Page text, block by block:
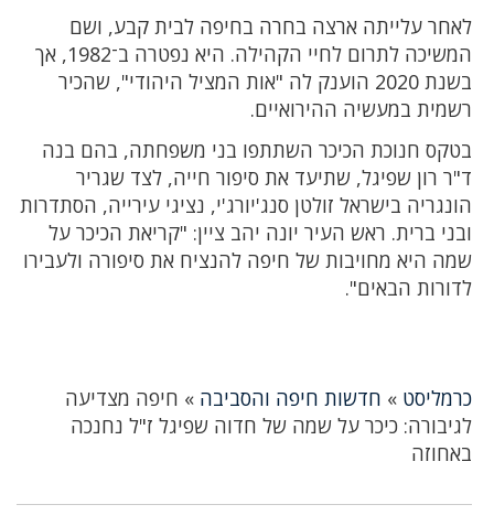
לאחר עלייתה ארצה בחרה בחיפה לבית קבע, ושם
המשיכה לתרום לחיי הקהילה. היא נפטרה ב־1982, אך
בשנת 2020 הוענק לה "אות המציל היהודי", שהכיר
רשמית במעשיה ההירואיים.
בטקס חנוכת הכיכר השתתפו בני משפחתה, בהם בנה
ד"ר רון שפיגל, שתיעד את סיפור חייה, לצד שגריר
הונגריה בישראל זולטן סנג'יורג'י, נציגי עירייה, הסתדרות
ובני ברית. ראש העיר יונה יהב ציין: "קריאת הכיכר על
שמה היא מחויבות של חיפה להנציח את סיפורה ולעבירו
לדורות הבאים".
כרמליסט » חדשות חיפה והסביבה » חיפה מצדיעה
לגיבורה: כיכר על שמה של חדוה שפיגל ז"ל נחנכה
באחוזה